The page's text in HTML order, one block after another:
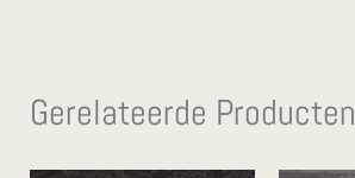
Gerelateerde Producten